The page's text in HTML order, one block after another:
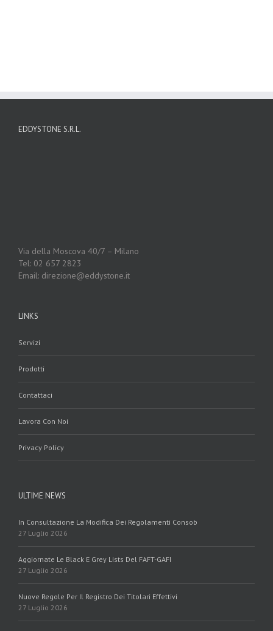
EDDYSTONE S.R.L.
Via della Moscova 40/7 – Milano
Tel: 02 657 2823
Email: direzione@eddystone.it
LINKS
Servizi
Prodotti
Contattaci
Lavora Con Noi
Privacy Policy
ULTIME NEWS
In Consultazione La Modifica Dei Regolamenti Consob
27 Luglio 2026
Aggiornate Le Black E Grey Lists Del FAFT-GAFI
27 Luglio 2026
Nuove Regole Per Il Registro Dei Titolari Effettivi
27 Luglio 2026